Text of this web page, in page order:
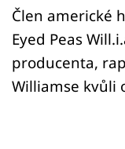
Přihlášení
Sledujte nás
Člen americké
Eyed Peas
producenta,
Williamse kvůli